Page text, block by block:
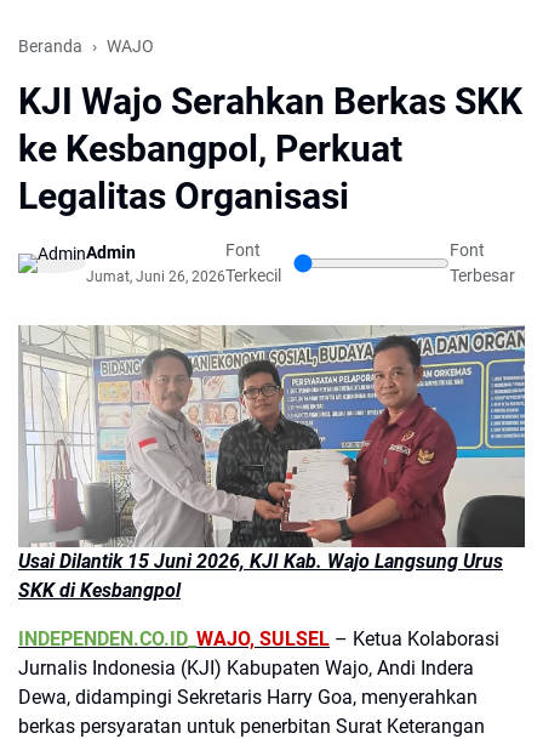
Beranda WAJO
KJI Wajo Serahkan Berkas SKK
ke Kesbangpol, Perkuat
Legalitas Organisasi
Admin
Jumat, Juni 26, 2026
Font
Terkecil
Font
Terbesar
Usai Dilantik 15 Juni 2026, KJI Kab. Wajo Langsung Urus
SKK di Kesbangpol
INDEPENDEN.CO.ID_ WAJO, SULSEL – Ketua Kolaborasi
Jurnalis Indonesia (KJI) Kabupaten Wajo, Andi Indera
Dewa, didampingi Sekretaris Harry Goa, menyerahkan
berkas persyaratan untuk penerbitan Surat Keterangan